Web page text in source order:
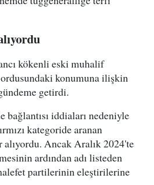
kökenli eski muhalif
ordusundaki konumuna ilişkin
getirdi.
iddiaları nedeniyle
kategoride aranan
Ancak Aralık 2024'te
ardından adı listeden
partilerinin eleştirilerine